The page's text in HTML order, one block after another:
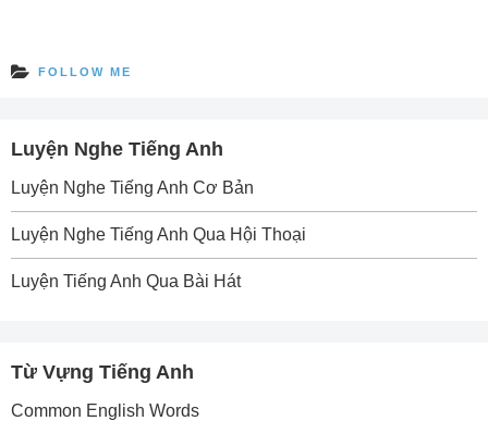
FOLLOW ME
Luyện Nghe Tiếng Anh
Luyện Nghe Tiếng Anh Cơ Bản
Luyện Nghe Tiếng Anh Qua Hội Thoại
Luyện Tiếng Anh Qua Bài Hát
Từ Vựng Tiếng Anh
Common English Words